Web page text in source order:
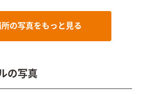
所の写真をもっと見る
の写真